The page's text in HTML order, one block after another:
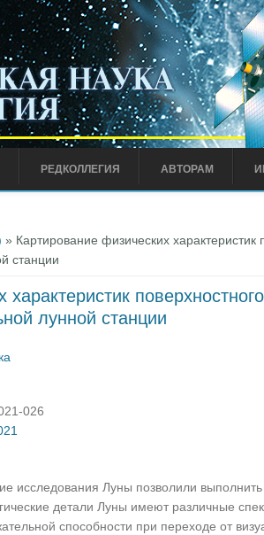
РЕДКОЛЛЕГИЯ АВТОРАМ
» Картирование физических
станции
характеристик
лунной станции
026
исследования Луны позволили
детали Луны имеют различные
способности при переходе от